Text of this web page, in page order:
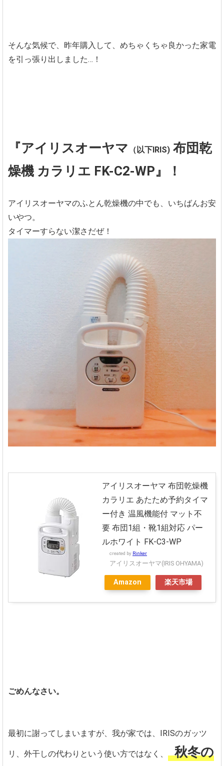
そんな気候で、昨年購入して、めちゃくちゃ良かった家電
を引っ張り出しました…！
『アイリスオーヤマ （以下IRIS) 布団乾
燥機 カラリエ FK-C2-WP』！
アイリスオーヤマのふとん乾燥機の中でも、いちばんお安
いやつ。
タイマーすらない潔さだぜ！
アイリスオーヤマ 布団乾燥機
カラリエ あたため予約タイマ
ー付き 温風機能付 マット不
要 布団1組・靴1組対応 パー
ルホワイト FK-C3-WP
created by Rinker
アイリスオーヤマ(IRIS OHYAMA)
Amazon 楽天市場
ごめんなさい。
最初に謝ってしまいますが、我が家では、IRISのガッツ
リ、外干しの代わりという使い方ではなく、 秋冬の